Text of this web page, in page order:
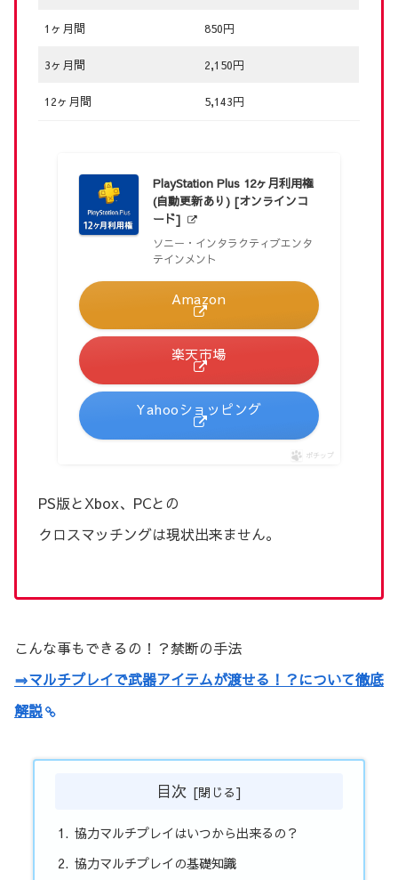
1ヶ月間 850円
3ヶ月間 2,150円
12ヶ月間 5,143円
PlayStation Plus 12ヶ月利用権
(自動更新あり) [オンラインコ
ード]
ソニー・インタラクティブエンタ
テインメント
Amazon
楽天市場
Yahooショッピング
ポチップ
PS版とXbox、PCとの
クロスマッチングは現状出来ません。
こんな事もできるの！？禁断の手法
⇒マルチプレイで武器アイテムが渡せる！？について徹底
解説
目次
協力マルチプレイはいつから出来るの？
協力マルチプレイの基礎知識